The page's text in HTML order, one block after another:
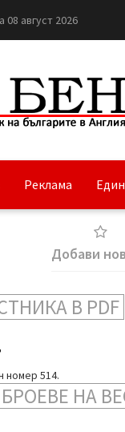
08 август 2026
Реклама
Добави
В PDF
номер 514.
НА